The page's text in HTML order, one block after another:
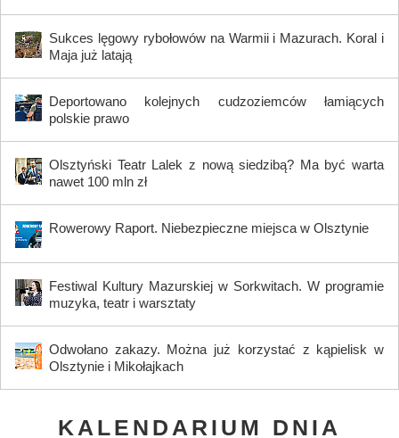
Sukces lęgowy rybołowów na Warmii i Mazurach. Koral i
Maja już latają
Deportowano kolejnych cudzoziemców łamiących
polskie prawo
Olsztyński Teatr Lalek z nową siedzibą? Ma być warta
nawet 100 mln zł
Rowerowy Raport. Niebezpieczne miejsca w Olsztynie
Festiwal Kultury Mazurskiej w Sorkwitach. W programie
muzyka, teatr i warsztaty
Odwołano zakazy. Można już korzystać z kąpielisk w
Olsztynie i Mikołajkach
KALENDARIUM DNIA